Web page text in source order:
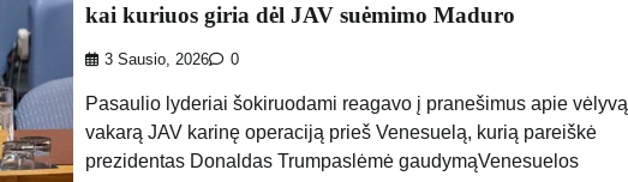
kai kuriuos giria dėl JAV suėmimo Maduro
3 Sausio, 2026 0
Pasaulio lyderiai šokiruodami reagavo į pranešimus apie vėlyvą
vakarą JAV karinę operaciją prieš Venesuelą, kurią pareiškė
prezidentas Donaldas Trumpaslėmė gaudymąVenesuelos